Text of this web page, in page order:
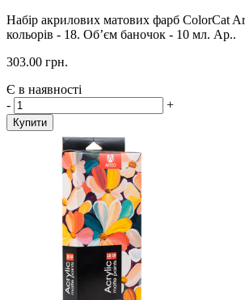
Набір акрилових матових фарб ColorСat
кольорів - 18. Об’єм баночок - 10 мл. Ар..
303.00 грн.
Є в наявності
-
+
Купити